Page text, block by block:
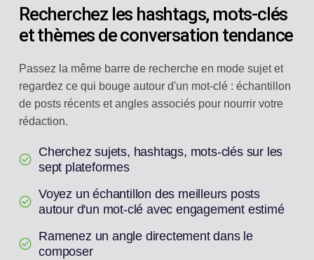
Recherchez les hashtags, mots-clés
et thèmes de conversation tendance
Passez la même barre de recherche en mode sujet et
regardez ce qui bouge autour d'un mot-clé : échantillon
de posts récents et angles associés pour nourrir votre
rédaction.
Cherchez sujets, hashtags, mots-clés sur les
sept plateformes
Voyez un échantillon des meilleurs posts
autour d'un mot-clé avec engagement estimé
Ramenez un angle directement dans le
composer